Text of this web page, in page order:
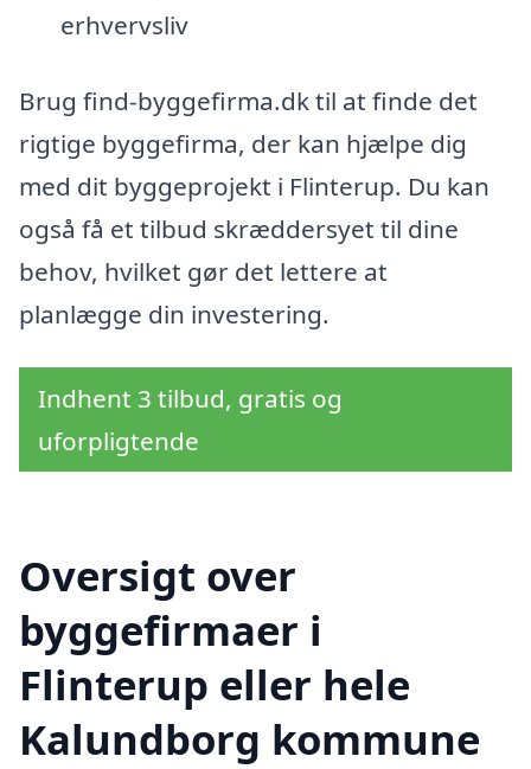
erhvervsliv
Brug find-byggefirma.dk til at finde det
rigtige byggefirma, der kan hjælpe dig
med dit byggeprojekt i Flinterup. Du kan
også få et tilbud skræddersyet til dine
behov, hvilket gør det lettere at
planlægge din investering.
Indhent 3 tilbud, gratis og
uforpligtende
Oversigt over
byggefirmaer i
Flinterup eller hele
Kalundborg kommune